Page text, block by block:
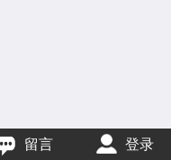
留言 登录